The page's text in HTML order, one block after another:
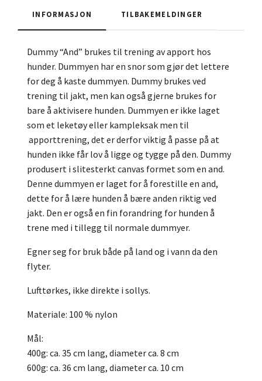
INFORMASJON TILBAKEMELDINGER
Dummy “And” brukes til trening av apport hos
hunder. Dummyen har en snor som gjør det lettere
for deg å kaste dummyen. Dummy brukes ved
trening til jakt, men kan også gjerne brukes for
bare å aktivisere hunden. Dummyen er ikke laget
som et leketøy eller kampleksak men til
apporttrening, det er derfor viktig å passe på at
hunden ikke får lov å ligge og tygge på den. Dummy
produsert i slitesterkt canvas formet som en and.
Denne dummyen er laget for å forestille en and,
dette for å lære hunden å bære anden riktig ved
jakt. Den er også en fin forandring for hunden å
trene med i tillegg til normale dummyer.
Egner seg for bruk både på land og i vann da den
flyter.
Lufttørkes, ikke direkte i sollys.
Materiale: 100 % nylon
Mål:
400g: ca. 35 cm lang, diameter ca. 8 cm
600g: ca. 36 cm lang, diameter ca. 10 cm